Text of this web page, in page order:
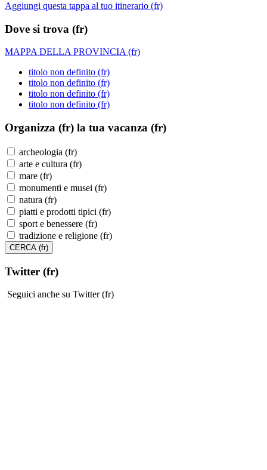
Aggiungi questa tappa al tuo itinerario (fr)
Dove si trova (fr)
MAPPA DELLA PROVINCIA (fr)
titolo non definito (fr)
titolo non definito (fr)
titolo non definito (fr)
titolo non definito (fr)
Organizza (fr) la tua vacanza (fr)
archeologia (fr)
arte e cultura (fr)
mare (fr)
monumenti e musei (fr)
natura (fr)
piatti e prodotti tipici (fr)
sport e benessere (fr)
tradizione e religione (fr)
Twitter (fr)
Seguici anche su Twitter (fr)